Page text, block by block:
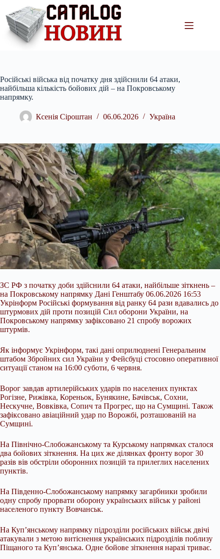
вмісту
Російські війська від початку дня здійснили 64 атаки,
найбільша кількість бойових дій – на Покровському
напрямку.
Ксенія Сіроштан 06.06.2026 Україна
ЗС РФ з початку доби здійснили 64 атаки, найбільше зіткнень –
на Покровському напрямку Дані Генштабу 06.06.2026 16:53
Укрінформ Російські формування від ранку 64 рази вдавались до
штурмових дій проти позицій Сил оборони України, на
Покровському напрямку зафіксовано 21 спробу ворожих
штурмів.
Як інформує Укрінформ, такі дані оприлюднені Генеральним
штабом Збройних сил України у Фейсбуці стосовно оперативної
ситуації станом на 16:00 суботи, 6 червня.
Ворог завдав артилерійських ударів по населених пунктах
Рогізне, Рижівка, Кореньок, Бунякине, Бачівськ, Сохни,
Нескучне, Вовківка, Сопич та Прогрес, що на Сумщині. Також
зафіксовано авіаційний удар по Ворожбі, розташованій на
Сумщині.
На Північно-Слобожанському та Курському напрямках сталося
два бойових зіткнення. На цих же ділянках фронту ворог 30
разів вів обстріли оборонних позицій та прилеглих населених
пунктів.
На Південно-Слобожанському напрямку загарбники зробили
одну спробу прорвати оборону українських військ у районі
населеного пункту Вовчанськ.
На Куп’янському напрямку підрозділи російських військ двічі
атакували з метою витіснення українських підрозділів поблизу
Піщаного та Куп’янська. Одне бойове зіткнення наразі триває.